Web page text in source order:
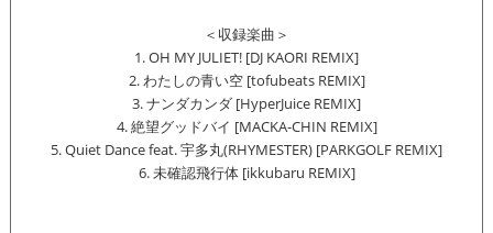
＜収録楽曲＞
1. OH MY JULIET! [DJ KAORI REMIX]
2. わたしの青い空 [tofubeats REMIX]
3. ナンダカンダ [HyperJuice REMIX]
4. 絶望グッドバイ [MACKA-CHIN REMIX]
5. Quiet Dance feat. 宇多丸(RHYMESTER) [PARKGOLF REMIX]
6. 未確認飛行体 [ikkubaru REMIX]